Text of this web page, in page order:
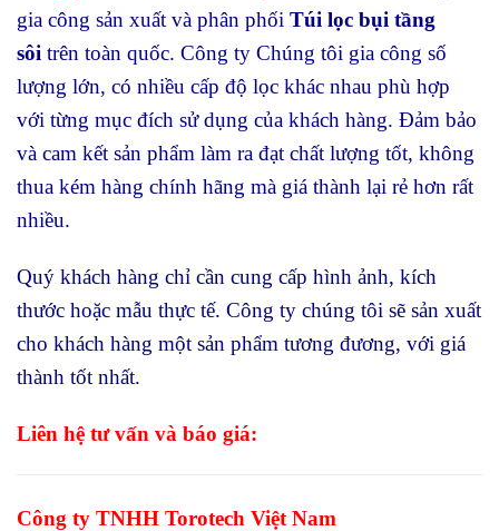
gia công sản xuất và phân phối Túi lọc bụi tầng
sôi trên toàn quốc. Công ty Chúng tôi gia công số
lượng lớn, có nhiều cấp độ lọc khác nhau phù hợp
với từng mục đích sử dụng của khách hàng. Đảm bảo
và cam kết sản phẩm làm ra đạt chất lượng tốt, không
thua kém hàng chính hãng mà giá thành lại rẻ hơn rất
nhiều.
Quý khách hàng chỉ cần cung cấp hình ảnh, kích
thước hoặc mẫu thực tế. Công ty chúng tôi sẽ sản xuất
cho khách hàng một sản phẩm tương đương, với giá
thành tốt nhất.
Liên hệ tư vấn và báo giá:
Công ty TNHH Torotech Việt Nam